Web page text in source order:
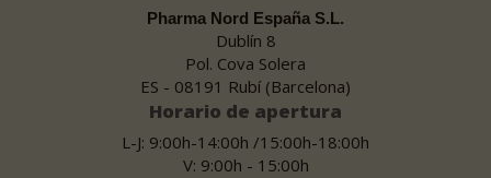
Pharma Nord España S.L.
Dublín 8
Pol. Cova Solera
ES - 08191 Rubí (Barcelona)
Horario de apertura
L-J: 9:00h-14:00h /15:00h-18:00h
V: 9:00h - 15:00h